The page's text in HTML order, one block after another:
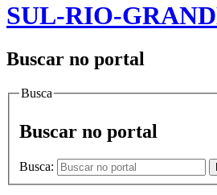
SUL-RIO-
Buscar no portal
Busca
Buscar no portal
Busca: